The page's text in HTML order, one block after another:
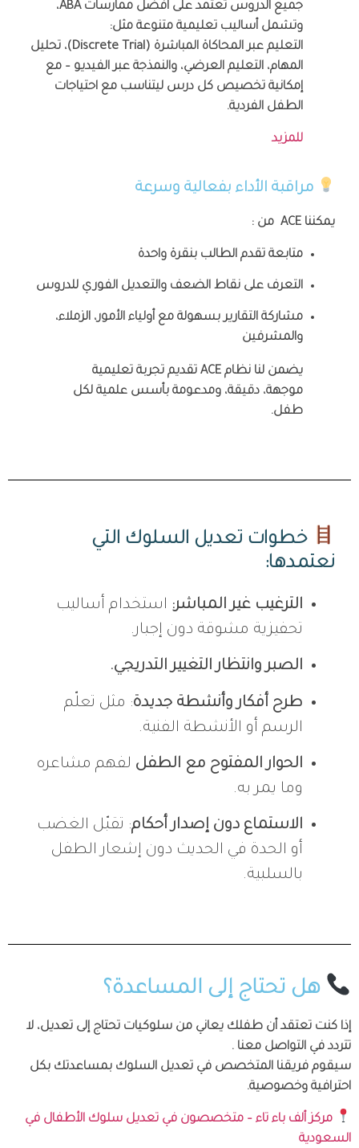
جميع الدروس تعتمد على أفضل ممارسات ABA،
وتشمل أساليب تعليمية متنوعة مثل:
التعليم عبر المحاكاة المباشرة (Discrete Trial)، تحليل
المهام، التعليم العرضي، والنمذجة عبر الفيديو – مع
إمكانية تخصيص كل درس ليتناسب مع احتياجات
الطفل الفردية.
للمزيد
مراقبة الأداء بفعالية وسرعة
يمكننا ACE من :
متابعة تقدم الطالب بنقرة واحدة
التعرف على نقاط الضعف والتعديل الفوري للدروس
مشاركة التقارير بسهولة مع أولياء الأمور، الزملاء،
والمشرفين
يضمن لنا نظام ACE تقديم تجربة تعليمية
موجهة، دقيقة، ومدعومة بأسس علمية لكل
طفل.
خطوات تعديل السلوك التي
نعتمدها:
الترغيب غير المباشر: استخدام أساليب
تحفيزية مشوقة دون إجبار.
الصبر وانتظار التغيير التدريجي.
طرح أفكار وأنشطة جديدة: مثل تعلّم
الرسم أو الأنشطة الفنية.
الحوار المفتوح مع الطفل لفهم مشاعره
وما يمر به.
الاستماع دون إصدار أحكام: تقبّل الغضب
أو الحدة في الحديث دون إشعار الطفل
بالسلبية.
هل تحتاج إلى المساعدة؟
إذا كنت تعتقد أن طفلك يعاني من سلوكيات تحتاج إلى تعديل، لا
تتردد في التواصل معنا .
سيقوم فريقنا المتخصص في تعديل السلوك بمساعدتك بكل
احترافية وخصوصية.
مركز ألف باء تاء – متخصصون في تعديل سلوك الأطفال في
السعودية